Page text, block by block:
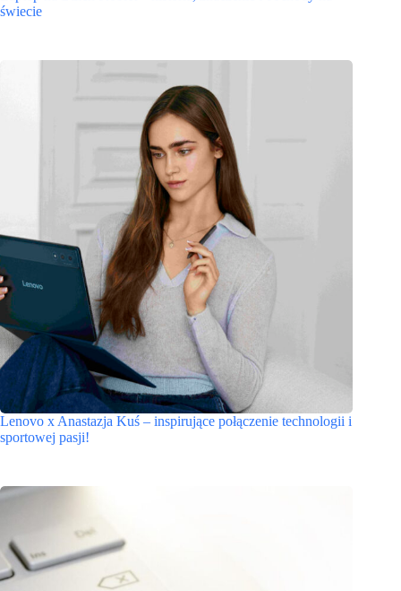
świecie
Lenovo x Anastazja Kuś – inspirujące połączenie technologii i
sportowej pasji!